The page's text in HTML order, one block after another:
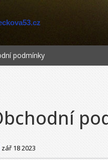
podmínky
zář 18 2023